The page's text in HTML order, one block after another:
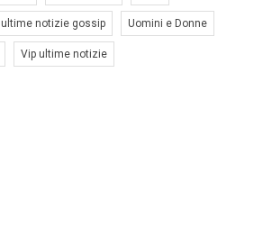
ultime notizie gossip Uomini e Donne
Vip ultime notizie